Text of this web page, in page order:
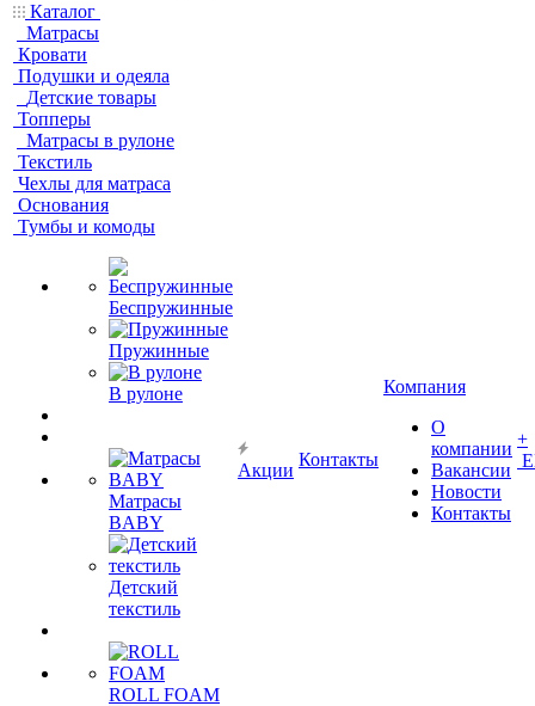
Каталог
Матрасы
Кровати
Подушки и одеяла
Детские товары
Топперы
Матрасы в рулоне
Текстиль
Чехлы для матраса
Основания
Тумбы и комоды
Беспружинные
Пружинные
В рулоне
Матрасы
BABY
Детский
текстиль
ROLL FOAM
Акции
Контакты
Компания
О
компании
Вакансии
Новости
Контакты
+